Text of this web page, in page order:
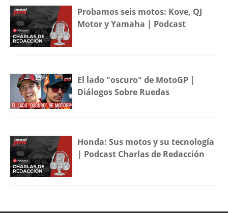
Probamos seis motos: Kove, QJ
Motor y Yamaha | Podcast
El lado "oscuro" de MotoGP |
Diálogos Sobre Ruedas
Honda: Sus motos y su tecnología
| Podcast Charlas de Redacción